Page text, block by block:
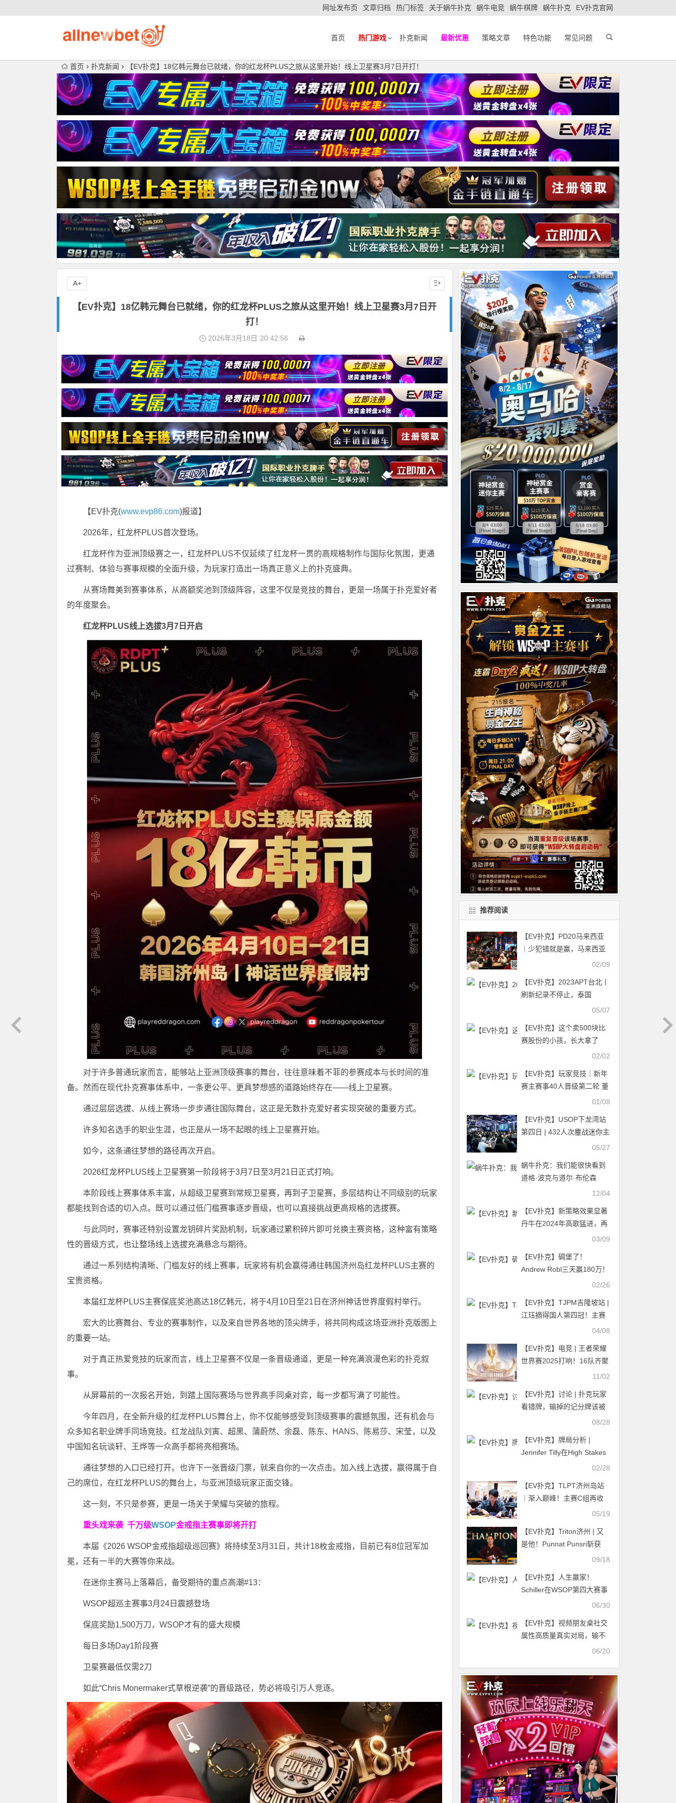
网址发布页 文章归档 热门标签 关于蜗牛扑克 蜗牛电竞 蜗牛棋牌 蜗牛扑克 EV扑克官网
首页 热门游戏 扑克新闻 最新优惠 策略文章 特色功能 常见问题
首页 扑克新闻 【EV扑克】18亿韩元舞台已就绪，你的红龙杯PLUS之旅从这里开始！线上卫星赛3月7日开打！
【EV扑克】18亿韩元舞台已就绪，你的红龙杯PLUS之旅从这里开始！线上卫星赛3月7日开
打！
2026年3月18日 20:42:56
【EV扑克(www.evp86.com)报道】
2026年，红龙杯PLUS首次登场。
红龙杯作为亚洲顶级赛之一，红龙杯PLUS不仅延续了红龙杯一贯的高规格制作与国际化氛围，更通
过赛制、体验与赛事规模的全面升级，为玩家打造出一场真正意义上的扑克盛典。
从赛场舞美到赛事体系，从高额奖池到顶级阵容，这里不仅是竞技的舞台，更是一场属于扑克爱好者
的年度聚会。
红龙杯PLUS线上选拔3月7日开启
对于许多普通玩家而言，能够站上亚洲顶级赛事的舞台，往往意味着不菲的参赛成本与长时间的准
备。然而在现代扑克赛事体系中，一条更公平、更具梦想感的道路始终存在——线上卫星赛。
通过层层选拔、从线上赛场一步步通往国际舞台，这正是无数扑克爱好者实现突破的重要方式。
许多知名选手的职业生涯，也正是从一场不起眼的线上卫星赛开始。
如今，这条通往梦想的路径再次开启。
2026红龙杯PLUS线上卫星赛第一阶段将于3月7日至3月21日正式打响。
本阶段线上赛事体系丰富，从超级卫星赛到常规卫星赛，再到子卫星赛，多层结构让不同级别的玩家
都能找到合适的切入点。既可以通过低门槛赛事逐步晋级，也可以直接挑战更高规格的选拔赛。
与此同时，赛事还特别设置龙钥碎片奖励机制，玩家通过累积碎片即可兑换主赛资格，这种富有策略
性的晋级方式，也让整场线上选拔充满悬念与期待。
通过一系列结构清晰、门槛友好的线上赛事，玩家将有机会赢得通往韩国济州岛红龙杯PLUS主赛的
宝贵资格。
本届红龙杯PLUS主赛保底奖池高达18亿韩元，将于4月10日至21日在济州神话世界度假村举行。
宏大的比赛舞台、专业的赛事制作，以及来自世界各地的顶尖牌手，将共同构成这场亚洲扑克版图上
的重要一站。
对于真正热爱竞技的玩家而言，线上卫星赛不仅是一条晋级通道，更是一种充满浪漫色彩的扑克叙
事。
从屏幕前的一次报名开始，到踏上国际赛场与世界高手同桌对弈，每一步都写满了可能性。
今年四月，在全新升级的红龙杯PLUS舞台上，你不仅能够感受到顶级赛事的震撼氛围，还有机会与
众多知名职业牌手同场竞技。红龙战队刘寅、超黑、蒲蔚然、余磊、陈东、HANS、陈易莎、宋莹，以及
中国知名玩谈轩、王烨等一众高手都将亮相赛场。
通往梦想的入口已经打开。也许下一张晋级门票，就来自你的一次点击。加入线上选拔，赢得属于自
己的席位，在红龙杯PLUS的舞台上，与亚洲顶级玩家正面交锋。
这一刻，不只是参赛，更是一场关于荣耀与突破的旅程。
重头戏来袭 千万级WSOP金戒指主赛事即将开打
本届《2026 WSOP金戒指超级巡回赛》将持续至3月31日，共计18枚金戒指，目前已有8位冠军加
冕，还有一半的大赛等你来战。
在迷你主赛马上落幕后，备受期待的重点高潮#13：
WSOP超巡主赛事3月24日震撼登场
保底奖励1,500万刀，WSOP才有的盛大规模
每日多场Day1阶段赛
卫星赛最低仅需2刀
如此“Chris Monermaker式草根逆袭”的晋级路径，势必将吸引万人竞逐。
A+
推荐阅读
【EV扑克】PD20马来西亚
｜少犯错就是赢，马来西亚
选手嘉雯稳扎稳打夺得女士
02/09
【EV扑克】2023APT台北丨
刷新纪录不停止，泰国
Punnat Punsri领衔17人挺进
05/07
【EV扑克】这个卖500块比
赛股份的小孩，长大拿了
Triton豪客赛冠军又拿WSOP
02/02
【EV扑克】玩家竞技｜新年
赛主赛事40人晋级第二轮 董
平36.6万记分牌领跑C组！
01/08
【EV扑克】USOP下龙湾站
第四日 | 432人次鏖战迷你主
赛A\B组，国人选手吴成杉
后进入DAY2
05/27
蜗牛扑克：我们能很快看到
道格·波克与道尔·布伦森
12/04
【EV扑克】新策略效果显著
丹牛在2024年高歌猛进，再
03/09
【EV扑克】碉堡了！
Andrew Robl三天赢180万！
02/26
【EV扑克】TJPM吉隆坡站 |
江珏摘得国人第四冠！主赛
热度再创新高 12场小组赛将
04/08
【EV扑克】电竞 | 王者荣耀
世界赛2025打响！16队齐聚
菲律宾，争夺百万美元奖金
11/02
【EV扑克】讨论 | 扑克玩家
看错牌，输掉的记分牌该被
08/28
【EV扑克】牌局分析 |
Jennifer Tilly在High Stakes
02/28
【EV扑克】TLPT济州岛站
｜渐入巅峰！主赛C组再收
174人次加入争斗！徐逸康
级！明日主赛最后晋级机会
等你上阵！
05/19
【EV扑克】Triton济州 | 又
是他！Punnat Punsri斩获
$50K冠军 加冕第五座Triton
09/18
【EV扑克】人生赢家！
Schiller在WSOP第四大赛事
抽中100万美元神秘赏金，
06/30
【EV扑克】视频朋友桌社交
属性高质量真实对局，输不
可怕，可怕的是你不知道谁
06/20